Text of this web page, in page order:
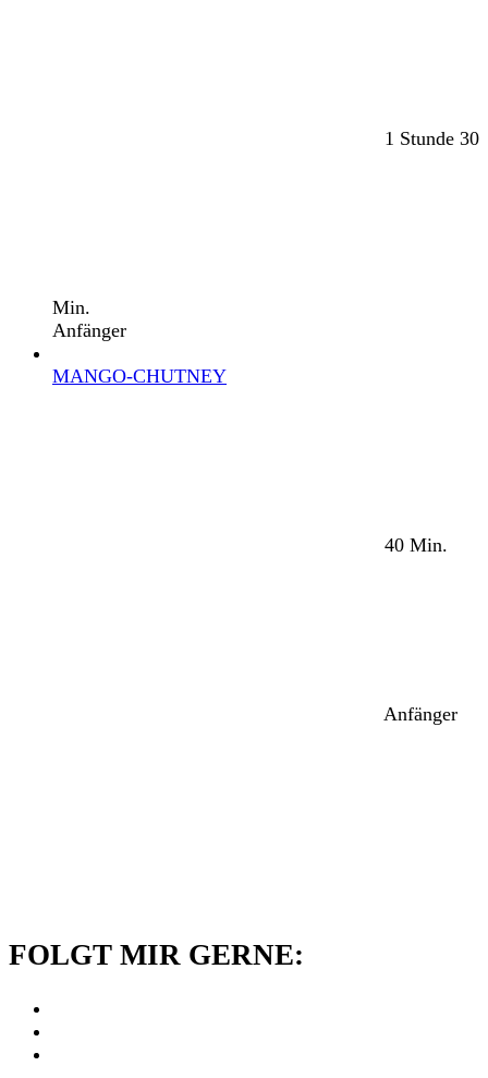
1 Stunde 30
Min.
Anfänger
MANGO-CHUTNEY
40 Min.
Anfänger
FOLGT MIR GERNE: